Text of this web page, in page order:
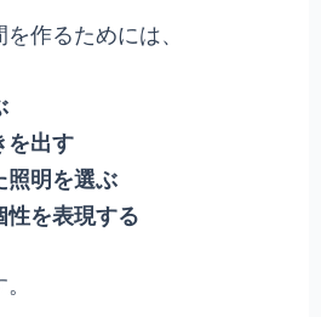
作るためには、
を出す
照明を選ぶ
性を表現する